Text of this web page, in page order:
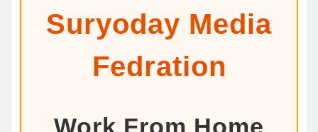
Suryoday Media
Fedration
Work From Home